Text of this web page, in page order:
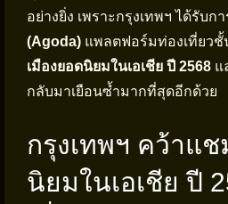
อย่างยิ่ง เพราะกรุงเทพฯ ได้รับก
(Agoda) แพลตฟอร์มท่องเที่ยวชั้
เมืองยอดนิยมในเอเชีย ปี 2568 แ
กลับมาเยือนซ้ำมากที่สุดอีกด้วย
กรุงเทพฯ คว้าแ
นิยมในเอเชีย ปี